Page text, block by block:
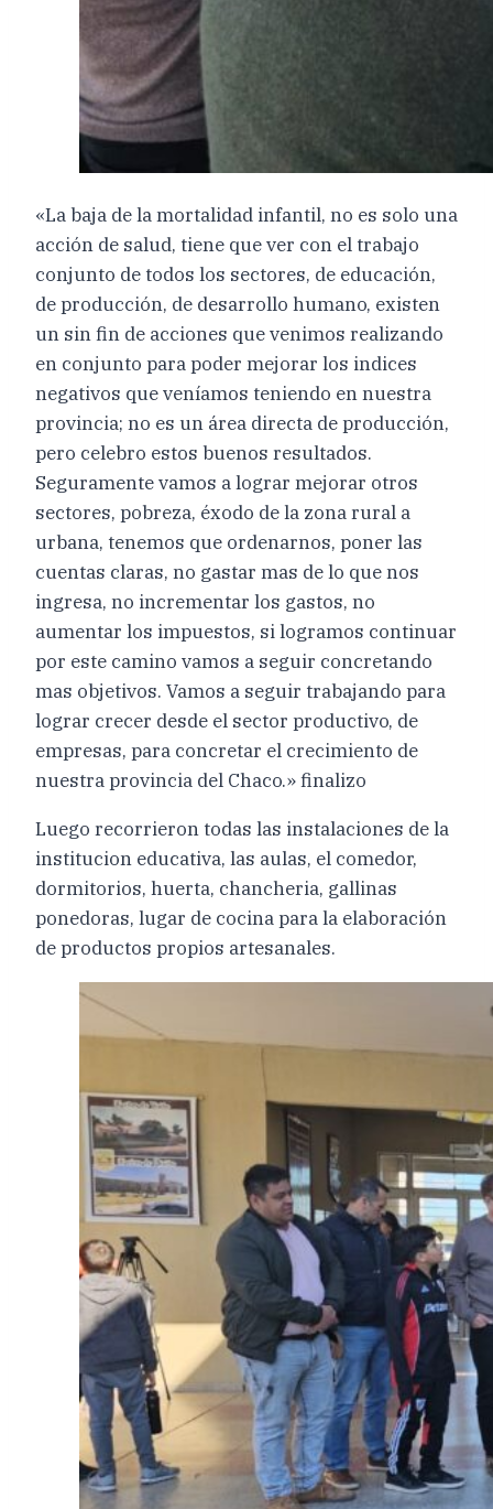
«La baja de la mortalidad infantil, no es solo una
acción de salud, tiene que ver con el trabajo
conjunto de todos los sectores, de educación,
de producción, de desarrollo humano, existen
un sin fin de acciones que venimos realizando
en conjunto para poder mejorar los indices
negativos que veníamos teniendo en nuestra
provincia; no es un área directa de producción,
pero celebro estos buenos resultados.
Seguramente vamos a lograr mejorar otros
sectores, pobreza, éxodo de la zona rural a
urbana, tenemos que ordenarnos, poner las
cuentas claras, no gastar mas de lo que nos
ingresa, no incrementar los gastos, no
aumentar los impuestos, si logramos continuar
por este camino vamos a seguir concretando
mas objetivos. Vamos a seguir trabajando para
lograr crecer desde el sector productivo, de
empresas, para concretar el crecimiento de
nuestra provincia del Chaco.» finalizo
Luego recorrieron todas las instalaciones de la
institucion educativa, las aulas, el comedor,
dormitorios, huerta, chancheria, gallinas
ponedoras, lugar de cocina para la elaboración
de productos propios artesanales.